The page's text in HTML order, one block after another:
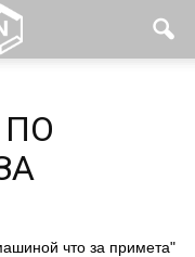
что за примета"